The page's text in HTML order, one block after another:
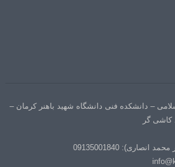
– دانشکده فنی دانشگاه شهید باهنر کرمان –
کاشی گر
09135001840